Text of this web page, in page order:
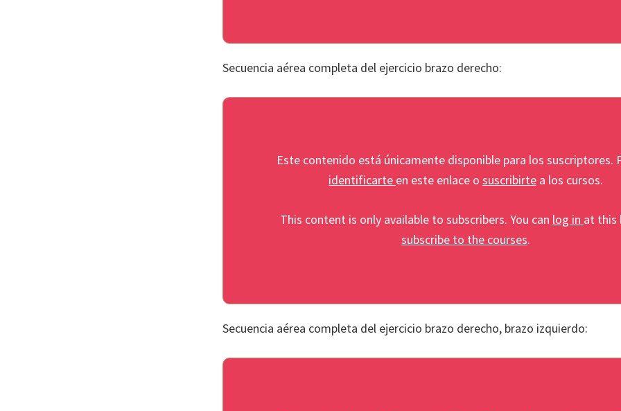
Secuencia aérea completa del ejercicio brazo derecho:
Este contenido está únicamente disponible para los suscriptores.
identificarte en este enlace o suscribirte a los cursos.
This content is only available to subscribers. You can log in at this
subscribe to the courses.
Secuencia aérea completa del ejercicio brazo derecho, brazo izquierdo: